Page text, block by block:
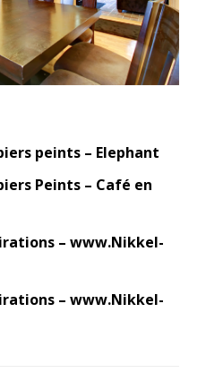
peints – Elephant
Peints – Café en
– www.Nikkel-
– www.Nikkel-